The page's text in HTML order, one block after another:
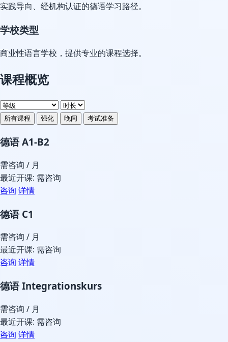
实践导向、经机构认证的德语学习路径。
学校类型
商业性语言学校，提供专业的课程选择。
课程概览
所有课程 强化 晚间 考试准备
德语 A1-B2
需咨询 / 月
最近开课: 需咨询
咨询 详情
德语 C1
需咨询 / 月
最近开课: 需咨询
咨询 详情
德语 Integrationskurs
需咨询 / 月
最近开课: 需咨询
咨询 详情